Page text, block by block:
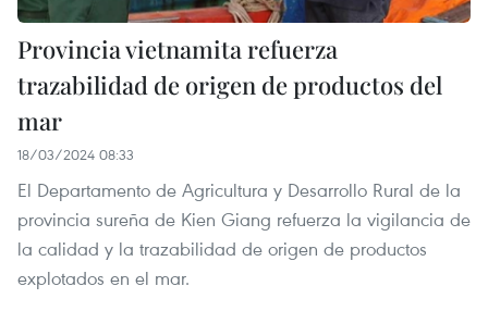
Provincia vietnamita refuerza
trazabilidad de origen de productos del
mar
18/03/2024 08:33
El Departamento de Agricultura y Desarrollo Rural de la
provincia sureña de Kien Giang refuerza la vigilancia de
la calidad y la trazabilidad de origen de productos
explotados en el mar.